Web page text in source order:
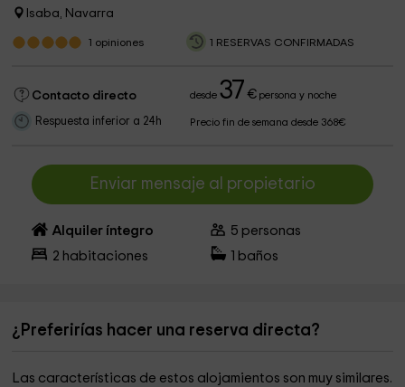
Isaba, Navarra
1 opiniones 1 RESERVAS CONFIRMADAS
Contacto directo desde37 €persona y noche
Respuesta inferior a 24h Precio fin de semana desde 368€
Enviar mensaje al propietario
Alquiler íntegro 5 personas
2 habitaciones baños
¿Preferirías hacer una reserva directa?
Las características de estos alojamientos son muy similares.